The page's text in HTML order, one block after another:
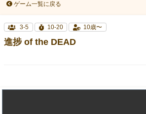
ゲーム一覧に戻る
3-5 10-20 10歳〜
進捗 of the DEAD